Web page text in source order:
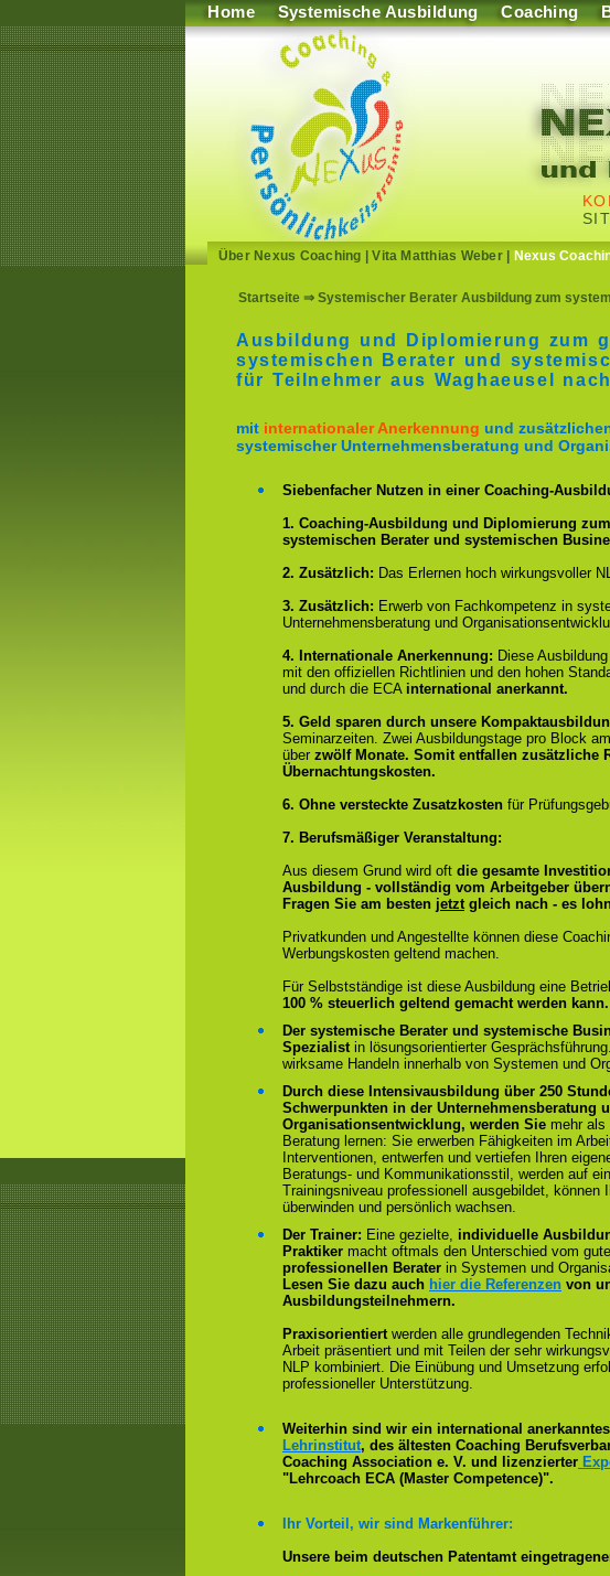
Home Systemische Ausbildung Coaching
Über Nexus Coaching |Vita Matthias Weber| Nexus
Startseite ⇒ Systemischer Berater Ausbildung zum
Ausbildung und Diplomierung zum
systemischen Berater und
für Teilnehmer aus Waghaeusel
mit internationaler Anerkennung und
systemischer Unternehmensberatung und
Siebenfacher Nutzen in einer Coaching-
1. Coaching-Ausbildung und Diplomierung
systemischen Berater und systemischen
2. Zusätzlich: Das Erlernen hoch wirkungsvoller
3. Zusätzlich: Erwerb von Fachkompetenz in
Unternehmensberatung und
4. Internationale Anerkennung: Diese
mit den offiziellen Richtlinien und den hohen
und durch die ECA international anerkannt.
5. Geld sparen durch unsere
Seminarzeiten. Zwei Ausbildungstage pro Block
über zwölf Monate. Somit entfallen zusätzliche
Übernachtungskosten.
6. Ohne versteckte Zusatzkosten für
7. Berufsmäßiger Veranstaltung:
Aus diesem Grund wird oft die gesamte
Ausbildung - vollständig vom Arbeitgeber
Fragen Sie am besten jetztgleich nach - es
Privatkunden und Angestellte können diese
Werbungskosten geltend machen.
Für Selbstständige ist diese Ausbildung eine
100 % steuerlich geltend gemacht werden kann.
Der systemische Berater und systemische
Spezialist in lösungsorientierter
wirksame Handeln innerhalb von Systemen und
Durch diese Intensivausbildung über 250
Schwerpunkten in der Unternehmensberatung
Organisationsentwicklung, werden Sie mehr
Beratung lernen: Sie erwerben Fähigkeiten im
Interventionen, entwerfen und vertiefen Ihren
Beratungs- und Kommunikationsstil, werden auf
Trainingsniveau professionell ausgebildet, können
überwinden und persönlich wachsen.
Der Trainer: Eine gezielte, individuelle
Praktiker macht oftmals den Unterschied vom
professionellen Berater in Systemen und
Lesen Sie dazu auch hier die Referenzen von
Ausbildungsteilnehmern.
Praxisorientiertwerden alle grundlegenden
Arbeit präsentiert und mit Teilen der sehr
NLP kombiniert. Die Einübung und Umsetzung
professioneller Unterstützung.
Weiterhin sind wir ein international
Lehrinstitut, des ältesten Coaching
Coaching Association e. V. und lizenzierter
"Lehrcoach ECA (Master Competence)".
Ihr Vorteil, wir sind Markenführer:
Unsere beim deutschen Patentamt